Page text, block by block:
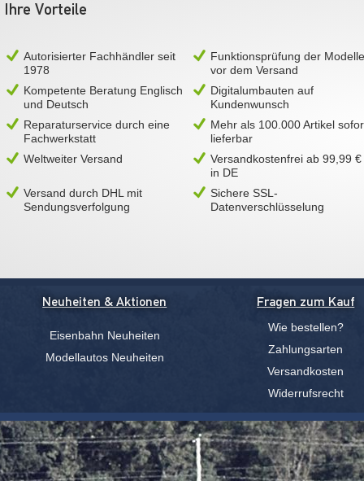
Ihre Vorteile
Autorisierter Fachhändler seit
1978
Funktionsprüfung der Modelle
vor dem Versand
Kompetente Beratung Englisch
und Deutsch
Digitalumbauten auf
Kundenwunsch
Reparaturservice durch eine
Fachwerkstatt
Mehr als 100.000 Artikel
lieferbar
Weltweiter Versand
Versandkostenfrei ab 99,99 €
in DE
Versand durch DHL mit
Sendungsverfolgung
Sichere SSL-
Datenverschlüsselung
Neuheiten & Aktionen
Eisenbahn Neuheiten
Modellautos Neuheiten
Fragen zum Kauf
Wie bestellen?
Zahlungsarten
Versandkosten
Widerrufsrecht